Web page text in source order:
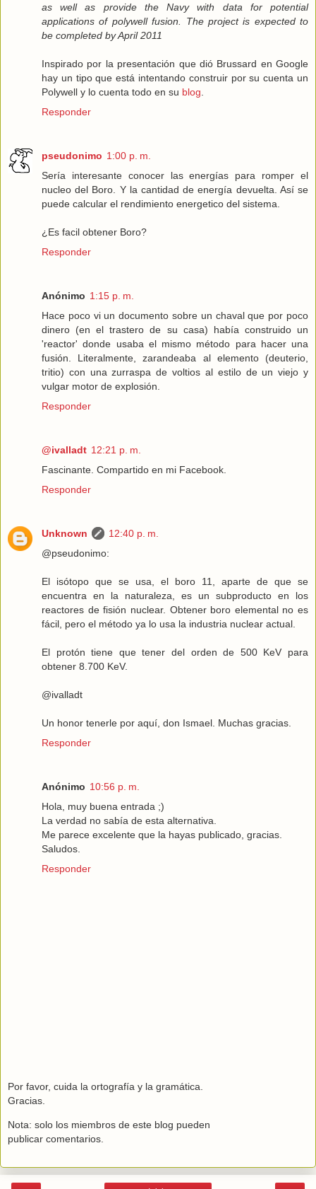
as well as provide the Navy with data for potential
applications of polywell fusion. The project is expected to
be completed by April 2011
Inspirado por la presentación que dió Brussard en Google
hay un tipo que está intentando construir por su cuenta un
Polywell y lo cuenta todo en su blog.
Responder
pseudonimo 1:00 p. m.
Sería interesante conocer las energías para romper el
nucleo del Boro. Y la cantidad de energía devuelta. Así se
puede calcular el rendimiento energetico del sistema.
¿Es facil obtener Boro?
Responder
Anónimo 1:15 p. m.
Hace poco vi un documento sobre un chaval que por poco
dinero (en el trastero de su casa) había construido un
'reactor' donde usaba el mismo método para hacer una
fusión. Literalmente, zarandeaba al elemento (deuterio,
tritio) con una zurraspa de voltios al estilo de un viejo y
vulgar motor de explosión.
Responder
@ivalladt 12:21 p. m.
Fascinante. Compartido en mi Facebook.
Responder
Unknown
12:40 p. m.
@pseudonimo:
El isótopo que se usa, el boro 11, aparte de que se
encuentra en la naturaleza, es un subproducto en los
reactores de fisión nuclear. Obtener boro elemental no es
fácil, pero el método ya lo usa la industria nuclear actual.
El protón tiene que tener del orden de 500 KeV para
obtener 8.700 KeV.
@ivalladt
Un honor tenerle por aquí, don Ismael. Muchas gracias.
Responder
Anónimo 10:56 p. m.
Hola, muy buena entrada ;)
La verdad no sabía de esta alternativa.
Me parece excelente que la hayas publicado, gracias.
Saludos.
Responder
Por favor, cuida la ortografía y la gramática.
Gracias.
Nota: solo los miembros de este blog pueden
publicar comentarios.